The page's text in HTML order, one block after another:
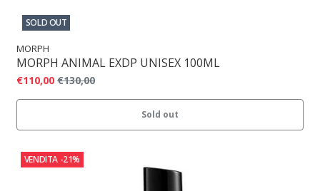
SOLD OUT
MORPH
MORPH ANIMAL EXDP UNISEX 100ML
€110,00 €130,00
Sold out
VENDITA -21%